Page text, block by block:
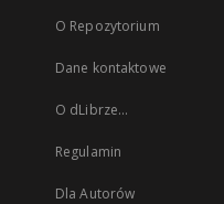
O Repozytorium
Dane kontaktowe
O dLibrze...
Regulamin
Dla Autorów